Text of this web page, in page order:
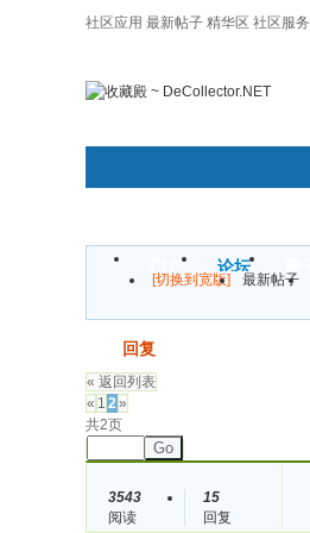
社区应用 最新帖子 精华区 社区服务
门户 论坛
[切换到宽版] 最新帖子
回复
« 返回列表
« 1 2»
共2页
Go
3543
阅读
15
回复